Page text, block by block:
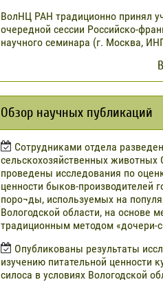
ВолНЦ РАН традиционно принял
очередной сессии Российско-
научного семинара (г. Москва,
Обзор научных публикаций
Сотрудниками отдела
сельскохозяйственных
проведены исследования по
ценности быков-производителей
поро¬ды, используемых на
Вологодской области, на основе
традиционным методом «дочери-
Опубликованы результаты
изучению питательной ценности
силоса в условиях Вологодской